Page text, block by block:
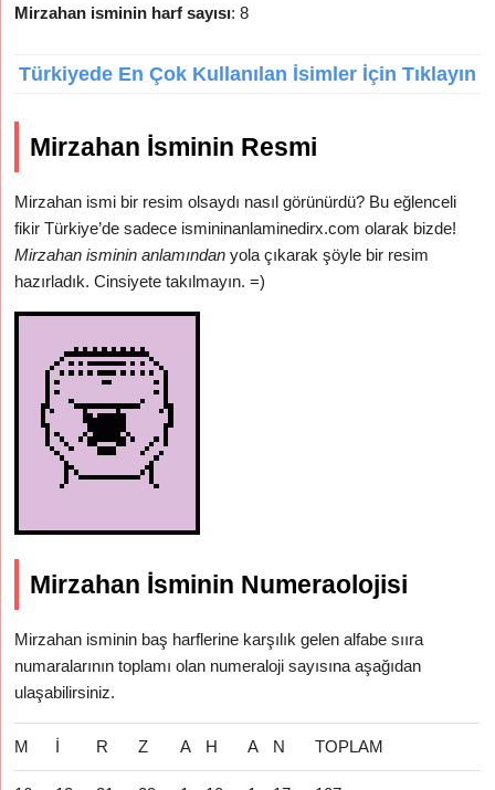
Mirzahan isminin harf sayısı: 8
Türkiyede En Çok Kullanılan İsimler İçin Tıklayın
Mirzahan İsminin Resmi
Mirzahan ismi bir resim olsaydı nasıl görünürdü? Bu eğlenceli
fikir Türkiye’de sadece ismininanlaminedirx.com olarak bizde!
Mirzahan isminin anlamından yola çıkarak şöyle bir resim
hazırladık. Cinsiyete takılmayın. =)
Mirzahan İsminin Numeraolojisi
Mirzahan isminin baş harflerine karşılık gelen alfabe sııra
numaralarının toplamı olan numeraloji sayısına aşağıdan
ulaşabilirsiniz.
M İ R Z A H A N TOPLAM